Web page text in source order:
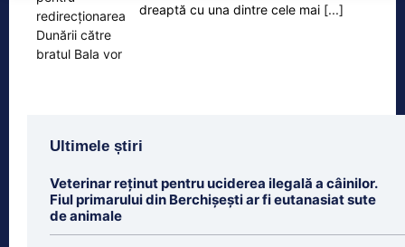
dreaptă cu una dintre cele mai [...]
Ultimele știri
Veterinar reținut pentru uciderea ilegală a câinilor.
Fiul primarului din Berchișești ar fi eutanasiat sute
de animale